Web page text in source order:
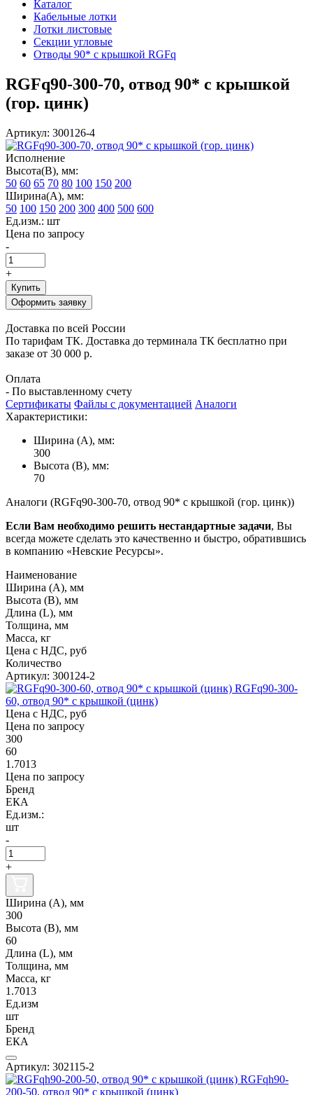
Каталог
Кабельные лотки
Лотки листовые
Секции угловые
Отводы 90* с крышкой RGFq
RGFq90-300-70, отвод 90* с крышкой
(гор. цинк)
Артикул: 300126-4
Исполнение
Высота(В), мм:
50 60 65 70 80 100 150 200
Ширина(А), мм:
50 100 150 200 300 400 500 600
Ед.изм.: шт
Цена по запросу
-
+
Купить
Оформить заявку
Доставка по всей России
По тарифам ТК. Доставка до терминала ТК бесплатно при
заказе от 30 000 р.
Оплата
- По выставленному счету
Сертификаты Файлы с документацией Аналоги
Характеристики:
Ширина (А), мм:
300
Высота (В), мм:
70
Аналоги (RGFq90-300-70, отвод 90* с крышкой (гор. цинк))
Если Вам необходимо решить нестандартные задачи, Вы
всегда можете сделать это качественно и быстро, обратившись
в компанию «Невские Ресурсы».
Наименование
Ширина (А), мм
Высота (В), мм
Длина (L), мм
Толщина, мм
Масса, кг
Цена с НДС, руб
Количество
Артикул: 300124-2
RGFq90-300-
60, отвод 90* с крышкой (цинк)
Цена с НДС, руб
Цена по запросу
300
60
1.7013
Цена по запросу
Бренд
ЕКА
Ед.изм.:
шт
-
+
Ширина (А), мм
300
Высота (В), мм
60
Длина (L), мм
Толщина, мм
Масса, кг
1.7013
Ед.изм
шт
Бренд
ЕКА
Артикул: 302115-2
RGFqh90-
200-50, отвод 90* с крышкой (цинк)